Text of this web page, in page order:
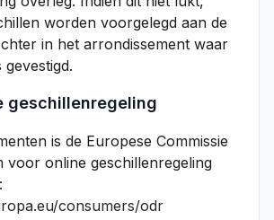
worden voorgelegd aan de
in het arrondissement waar
gevestigd.
geschillenregeling
is de Europese Commissie
voor online geschillenregeling
consumers/odr